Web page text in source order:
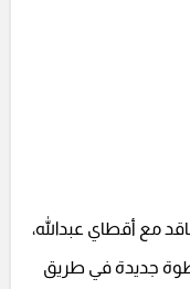
مع أقطاي عبدالله،
جديدة في طريق